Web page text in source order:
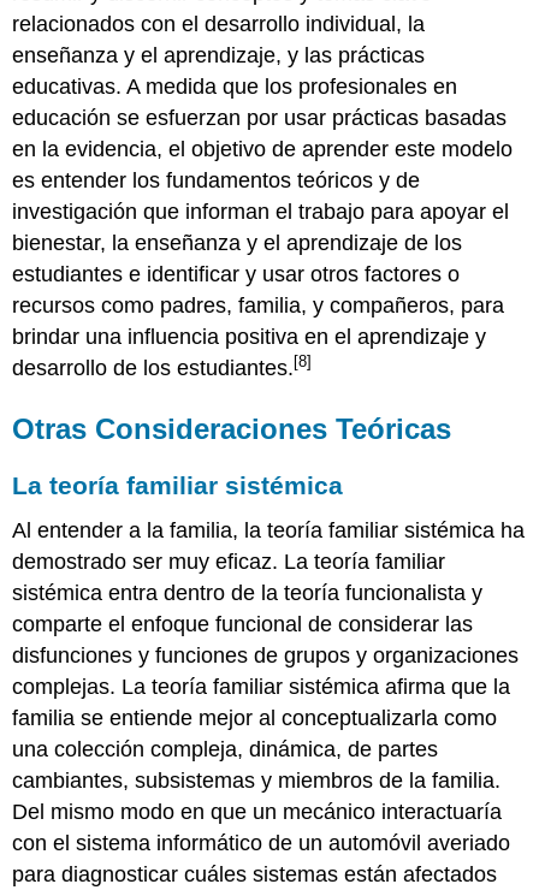
relacionados con el desarrollo individual, la
enseñanza y el aprendizaje, y las prácticas
educativas. A medida que los profesionales en
educación se esfuerzan por usar prácticas basadas
en la evidencia, el objetivo de aprender este modelo
es entender los fundamentos teóricos y de
investigación que informan el trabajo para apoyar el
bienestar, la enseñanza y el aprendizaje de los
estudiantes e identificar y usar otros factores o
recursos como padres, familia, y compañeros, para
brindar una influencia positiva en el aprendizaje y
desarrollo de los estudiantes. [8]
Otras Consideraciones Teóricas
La teoría familiar sistémica
Al entender a la familia, la teoría familiar sistémica ha
demostrado ser muy eficaz. La teoría familiar
sistémica entra dentro de la teoría funcionalista y
comparte el enfoque funcional de considerar las
disfunciones y funciones de grupos y organizaciones
complejas. La teoría familiar sistémica afirma que la
familia se entiende mejor al conceptualizarla como
una colección compleja, dinámica, de partes
cambiantes, subsistemas y miembros de la familia.
Del mismo modo en que un mecánico interactuaría
con el sistema informático de un automóvil averiado
para diagnosticar cuáles sistemas están afectados